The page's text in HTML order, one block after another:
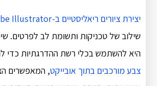
יצירת ציורים ריאליסטיים ב-Adobe Illustrator
שילוב של טכניקות ותשומת לב לפרטים.
היא להשתמש בכלי רשת ההדרגתיות כדי
צבע מורכבים בתוך אובייקט, המאפשרים